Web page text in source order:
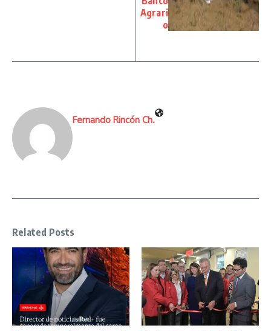
Agrari
o
Fernando Rincón Ch.
Related Posts